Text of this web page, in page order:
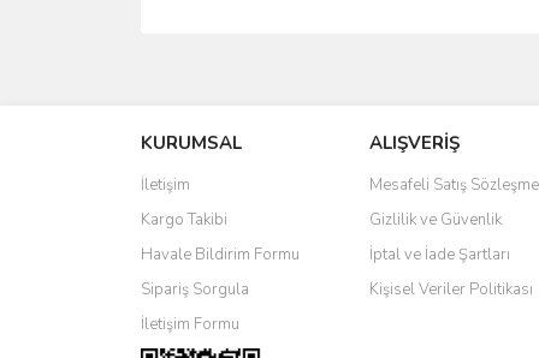
Ürün resmi kalitesiz, bozuk veya görüntülenemiyor.
Ürün açıklamasında eksik bilgiler bulunuyor.
Ürün bilgilerinde hatalar bulunuyor.
Ürün fiyatı diğer sitelerden daha pahalı.
Bu ürüne benzer farklı alternatifler olmalı.
KURUMSAL
İletişim
Kargo Takibi
Havale Bildirim Formu
Sipariş Sorgula
İletişim Formu
ALIŞVERİŞ
Mesafeli Satış
Gizlilik ve Güvenlik
İptal ve İade Şartları
Kişisel Veriler Politikası